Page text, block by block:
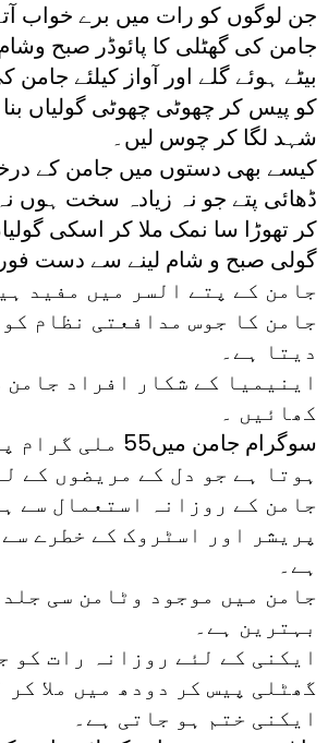
جامن کی گھٹلی کا پائوڈر صبح وشام
کو پیس کر چھوٹی چھوٹی گولیاں بنا
شہد لگا کر چوس لیں۔
ڈھائی پتے جو نہ زیادہ سخت ہوں
کر تھوڑا سا نمک ملا کر اسکی
گولی صبح و شام لینے سے دست
-21جامن کے پتے السر میں مفید
دیتا ہے۔
کھائیں ۔
ہوتا ہے جو دل کے مریضوں کے
پریشر اور اسٹروک کے خطرے
ہے۔
بہترین ہے۔
گھٹلی پیس کر دودھ میں ملا
ایکنی ختم ہو جاتی ہے۔